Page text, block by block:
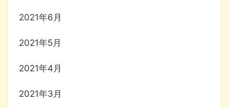
2021年6月
2021年5月
2021年4月
2021年3月